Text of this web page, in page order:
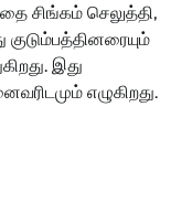
சிங்கம் செலுத்தி,
இது
எழுகிறது.